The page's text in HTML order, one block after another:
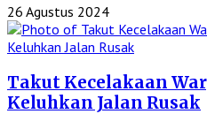
26 Agustus 2024
Takut Kecelakaan
Keluhkan Jalan Rusak